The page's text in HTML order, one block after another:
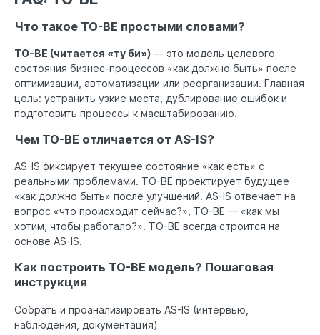
Что такое TO-BE простыми словами?
TO-BE (читается «ту би») — это модель целевого
состояния бизнес-процессов «как должно быть» после
оптимизации, автоматизации или реорганизации. Главная
цель: устранить узкие места, дублирование ошибок и
подготовить процессы к масштабированию.
Чем TO-BE отличается от AS-IS?
AS-IS фиксирует текущее состояние «как есть» с
реальными проблемами. TO-BE проектирует будущее
«как должно быть» после улучшений. AS-IS отвечает на
вопрос «что происходит сейчас?», TO-BE — «как мы
хотим, чтобы работало?». TO-BE всегда строится на
основе AS-IS.
Как построить TO-BE модель? Пошаговая
инструкция
Собрать и проанализировать AS-IS (интервью,
наблюдения, документация)